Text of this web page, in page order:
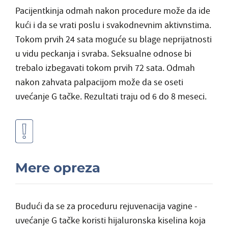
Pacijentkinja odmah nakon procedure može da ide
kući i da se vrati poslu i svakodnevnim aktivnstima.
Tokom prvih 24 sata moguće su blage neprijatnosti
u vidu peckanja i svraba. Seksualne odnose bi
trebalo izbegavati tokom prvih 72 sata. Odmah
nakon zahvata palpacijom može da se oseti
uvećanje G tačke. Rezultati traju od 6 do 8 meseci.
Mere opreza
Budući da se za proceduru rejuvenacija vagine -
uvećanje G tačke koristi hijaluronska kiselina koja